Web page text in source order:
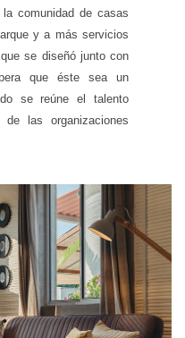
comunidad de casas
y a más servicios
se diseñó junto con
que éste sea un
se reúne el talento
las organizaciones